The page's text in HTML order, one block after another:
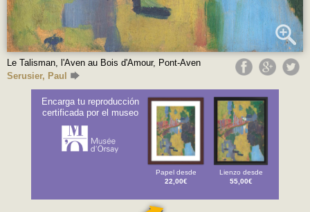
Le Talisman, l'Aven au Bois d'Amour, Pont-Aven
Serusier, Paul
Encarga tu reproducción
certificada por el museo
Papel desde
22,00€
Lienzo desde
55,00€